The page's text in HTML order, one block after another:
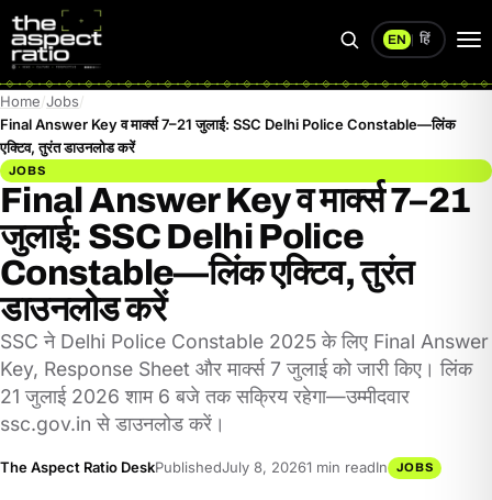
Search
EN हिं
Home Jobs
Final Answer Key व मार्क्स 7–21 जुलाई: SSC Delhi Police Constable—लिंक
एक्टिव, तुरंत डाउनलोड करें
JOBS
Final Answer Key व मार्क्स 7–21
जुलाई: SSC Delhi Police
Constable—लिंक एक्टिव, तुरंत
डाउनलोड करें
SSC ने Delhi Police Constable 2025 के लिए Final Answer
Key, Response Sheet और मार्क्स 7 जुलाई को जारी किए। लिंक
21 जुलाई 2026 शाम 6 बजे तक सक्रिय रहेगा—उम्मीदवार
ssc.gov.in से डाउनलोड करें।
The Aspect Ratio DeskPublishedJuly 8, 20261 min readIn JOBS